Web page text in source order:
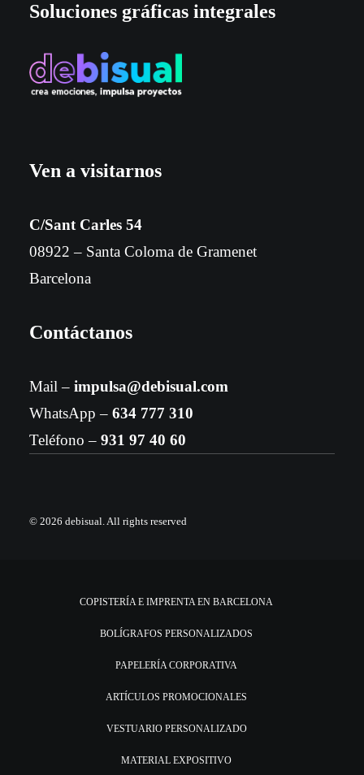
Soluciones gráficas integrales
Ven a visitarnos
C/Sant Carles 54
08922 – Santa Coloma de Gramenet
Barcelona
Contáctanos
Mail – impulsa@debisual.com
WhatsApp – 634 777 310
Teléfono – 931 97 40 60
© 2026 debisual.All rights reserved
COPISTERÍA E IMPRENTA EN BARCELONA
BOLÍGRAFOS PERSONALIZADOS
PAPELERÍA CORPORATIVA
ARTÍCULOS PROMOCIONALES
VESTUARIO PERSONALIZADO
MATERIAL EXPOSITIVO